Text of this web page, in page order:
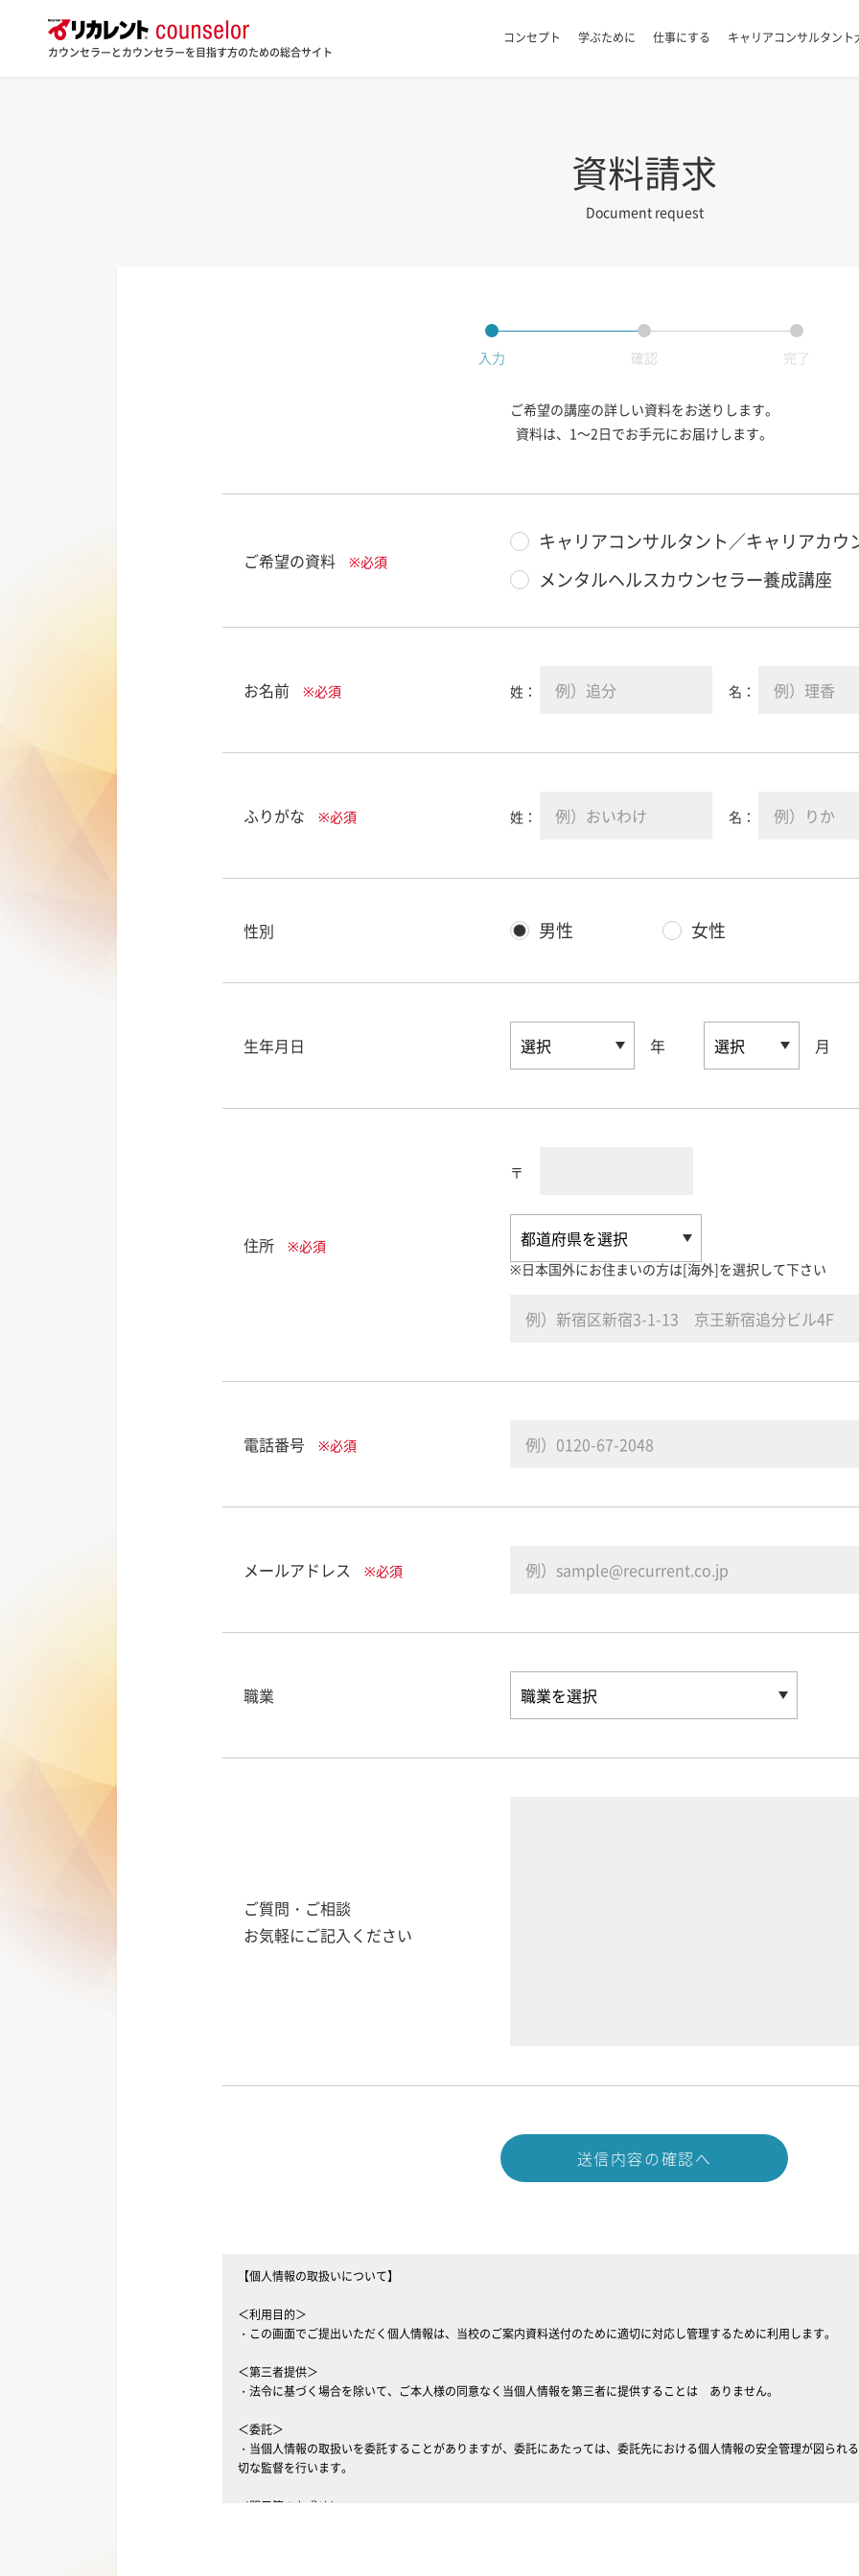
カウンセラーとカウンセラーを目指す方のための総合サイト
コンセプト 学ぶために 仕事にする キャリアコンサルタント
資料請求
Document request
入力 確認 完了
ご希望の講座の詳しい資料をお送りします。
資料は、1～2日でお手元にお届けします。
ご希望の資料 ※必須
キャリアコンサルタント／キャリアカウ
メンタルヘルスカウンセラー養成講座
お名前 ※必須 姓： 名：
ふりがな ※必須 姓： 名：
性別 男性 女性
生年月日 年 月
住所 ※必須
〒
※日本国外にお住まいの方は[海外]を選択して下さい
電話番号 ※必須
メールアドレス ※必須
職業
ご質問・ご相談
お気軽にご記入ください
送信内容の確認へ